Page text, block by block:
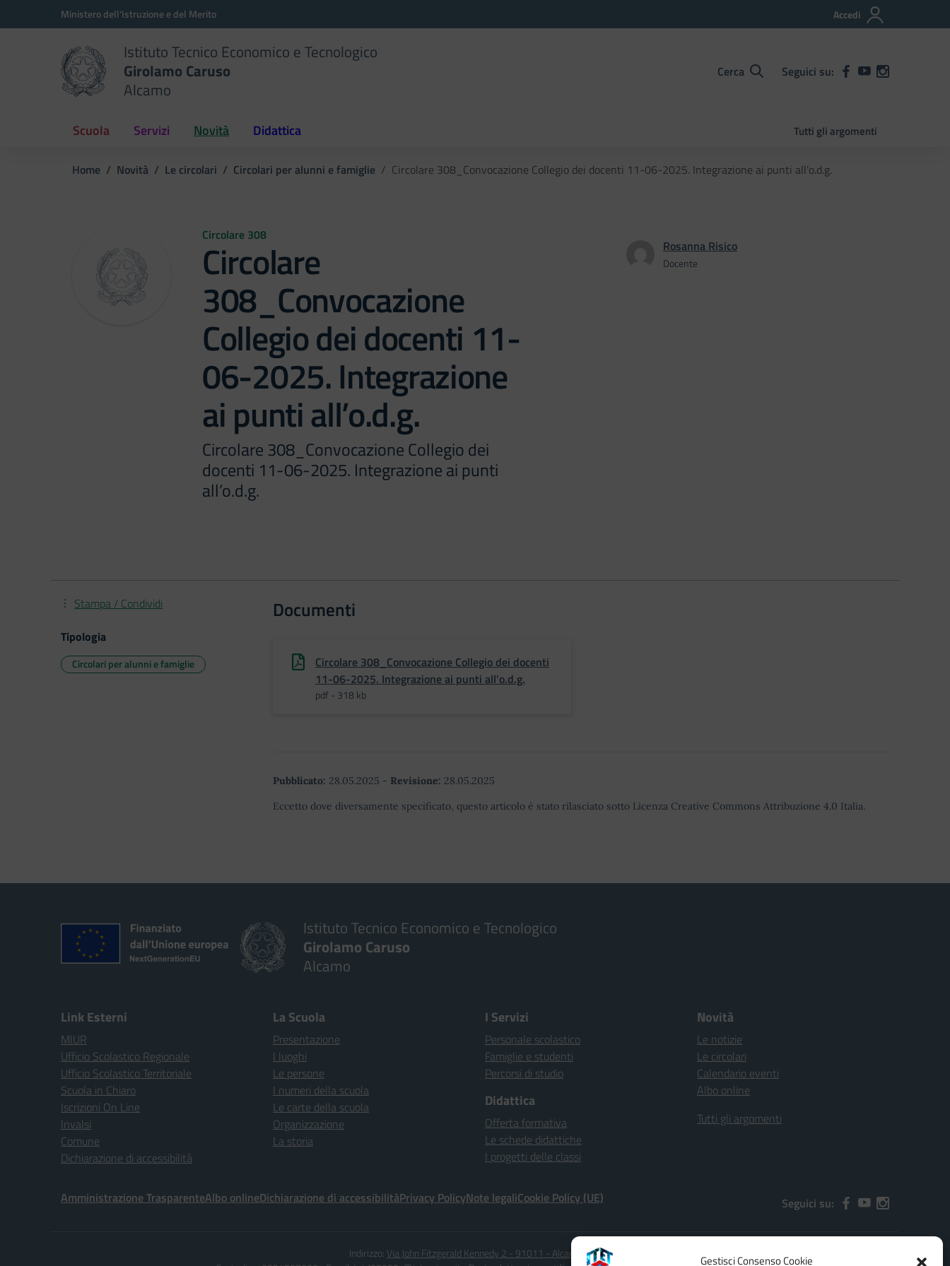
Gestisci Consenso Cookie
Vai ai contenuti
Vai al menu di navigazioneMinistero dell'Istruzione e del Merito Accedi
Istituto Tecnico Economico e Tecnologico
Girolamo Caruso
Alcamo
Cerca Seguici su:
Scuola Servizi Novità Didattica Tutti gli argomenti
Home Novità Le circolari Circolari per alunni e famiglie Circolare 308_Convocazione Collegio dei docenti 11-06-2025. Integrazione ai punti all’o.d.g.
Circolare 308
Circolare
308_Convocazione
Collegio dei docenti 11-
06-2025. Integrazione
ai punti all’o.d.g.
Circolare 308_Convocazione Collegio dei
docenti 11-06-2025. Integrazione ai punti
all’o.d.g.
Rosanna Risico
Docente
Documenti
Circolare 308_Convocazione Collegio dei docenti
11-06-2025. Integrazione ai punti all’o.d.g.
pdf - 318 kb
Pubblicato: 28.05.2025 - Revisione: 28.05.2025
Eccetto dove diversamente specificato, questo articolo è stato rilasciato sotto Licenza Creative Commons Attribuzione 4.0 Italia.
Stampa / Condividi
Tipologia
Circolari per alunni e famiglie
Istituto Tecnico Economico e Tecnologico
Girolamo Caruso
Alcamo
Link Esterni
MIUR
Ufficio Scolastico Regionale
Ufficio Scolastico Territoriale
Scuola in Chiaro
Iscrizioni On Line
Invalsi
Comune
Dichiarazione di accessibilità
La Scuola
Presentazione
I luoghi
Le persone
I numeri della scuola
Le carte della scuola
Organizzazione
La storia
I Servizi
Personale scolastico
Famiglie e studenti
Percorsi di studio
Didattica
Offerta formativa
Le schede didattiche
I progetti delle classi
Novità
Le notizie
Le circolari
Calendario eventi
Albo online
Tutti gli argomenti
Amministrazione TrasparenteAlbo onlineDichiarazione di accessibilitàPrivacy PolicyNote legaliCookie Policy (UE) Seguici su:
Indirizzo: Via John Fitzgerald Kennedy 2 - 91011 - Alcamo (TP)